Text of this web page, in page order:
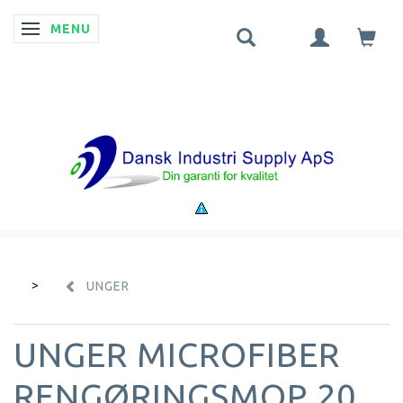
SKIFTE NAVIGATION
MENU
UNGER
UNGER MICROFIBER